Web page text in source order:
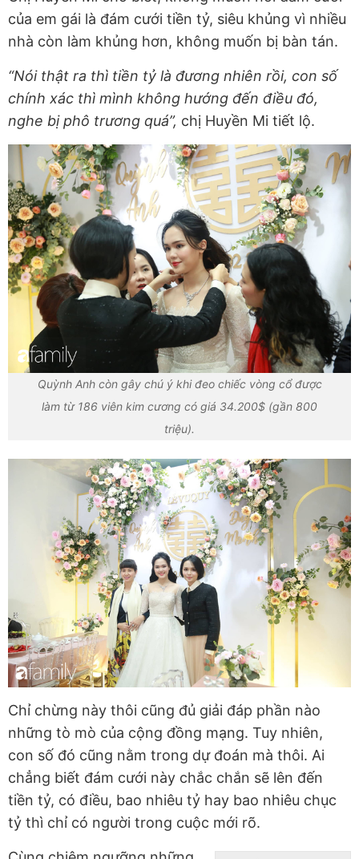
của em gái là đám cưới tiền tỷ, siêu khủng vì nhiều
nhà còn làm khủng hơn, không muốn bị bàn tán.
“Nói thật ra thì tiền tỷ là đương nhiên rồi, con số
chính xác thì mình không hướng đến điều đó,
nghe bị phô trương quá”, chị Huyền Mi tiết lộ.
Quỳnh Anh còn gây chú ý khi đeo chiếc vòng cổ được
làm từ 186 viên kim cương có giá 34.200$ (gần 800
triệu).
Chỉ chừng này thôi cũng đủ giải đáp phần nào
những tò mò của cộng đồng mạng. Tuy nhiên,
con số đó cũng nằm trong dự đoán mà thôi. Ai
chẳng biết đám cưới này chắc chắn sẽ lên đến
tiền tỷ, có điều, bao nhiêu tỷ hay bao nhiêu chục
tỷ thì chỉ có người trong cuộc mới rõ.